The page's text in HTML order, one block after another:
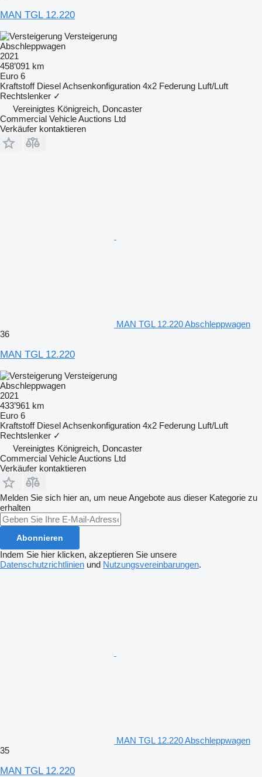
MAN TGL 12.220
Versteigerung
Abschleppwagen
2021
458’091 km
Euro 6
Kraftstoff DieselAchsenkonfiguration 4x2 Federung Luft/Luft
Rechtslenker ✓
Vereinigtes Königreich, Doncaster
Commercial Vehicle Auctions Ltd
Verkäufer kontaktieren
MAN TGL 12.220 Abschleppwagen
36
MAN TGL 12.220
Versteigerung
Abschleppwagen
2021
433’961 km
Euro 6
Kraftstoff DieselAchsenkonfiguration 4x2 Federung Luft/Luft
Rechtslenker ✓
Vereinigtes Königreich, Doncaster
Commercial Vehicle Auctions Ltd
Verkäufer kontaktieren
Melden Sie sich hier an, um neue Angebote aus dieser Kategorie zu
erhalten
Abonnieren
Indem Sie hier klicken, akzeptieren Sie unsere
Datenschutzrichtlinien und Nutzungsvereinbarungen.
MAN TGL 12.220 Abschleppwagen
35
MAN TGL 12.220